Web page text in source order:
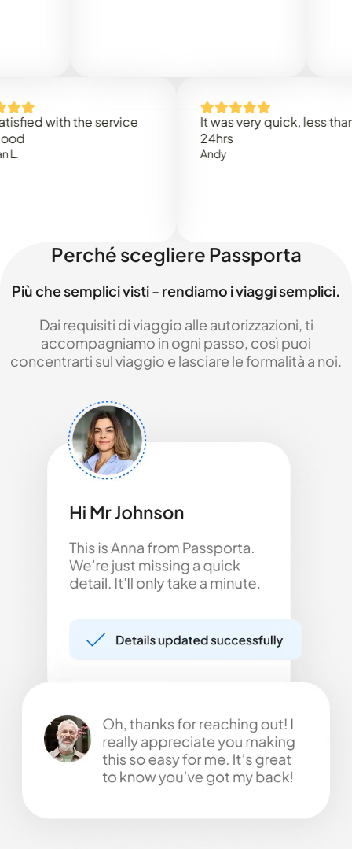
the service
It was very quick, less than
Perché scegliere Passporta
Più che semplici visti - rendiamo i viaggi semplici.
Dai requisiti di viaggio alle autorizzazioni, ti
accompagniamo in ogni passo, così puoi
concentrarti sul viaggio e lasciare le formalità a noi.